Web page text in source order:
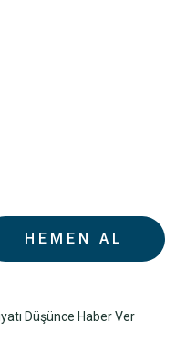
HEMEN AL
Düşünce Haber Ver